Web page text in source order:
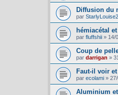
Diffusion du
par
hémiacétal et
par fluffshii » 14/
Coup de
par darrigan »
Faut-il voir
par ecolami »
Aluminium